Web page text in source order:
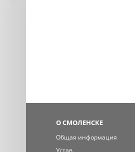
О СМОЛЕНСКЕ
Общая информация
Устав